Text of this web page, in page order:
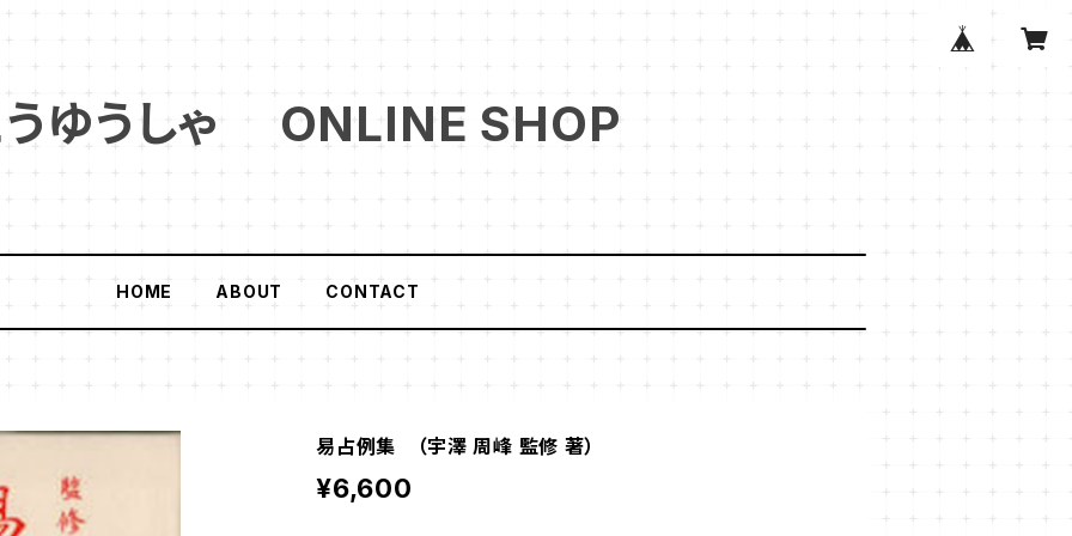
ゆうしゃ ONLINE SHOP
HOME ABOUT CONTACT
易占例集 （宇澤 周峰 監修 著）
¥6,600